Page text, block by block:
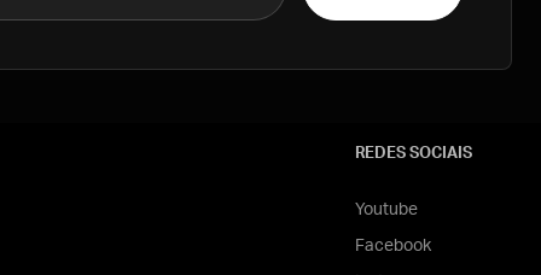
REDES SOCIAIS
Youtube
Facebook